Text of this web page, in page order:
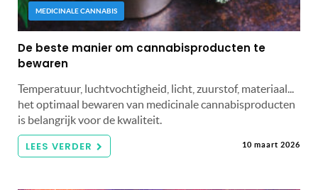
MEDICINALE CANNABIS
De beste manier om cannabisproducten te
bewaren
Temperatuur, luchtvochtigheid, licht, zuurstof, materiaal...
het optimaal bewaren van medicinale cannabisproducten
is belangrijk voor de kwaliteit.
LEES VERDER 10 maart 2026